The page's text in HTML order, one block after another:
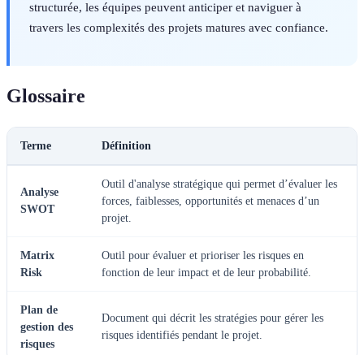
structurée, les équipes peuvent anticiper et naviguer à
travers les complexités des projets matures avec confiance.
Glossaire
Terme Définition
Analyse
SWOT
Outil d'analyse stratégique qui permet d’évaluer les
forces, faiblesses, opportunités et menaces d’un
projet.
Matrix
Risk
Outil pour évaluer et prioriser les risques en
fonction de leur impact et de leur probabilité.
Plan de
gestion des
risques
Document qui décrit les stratégies pour gérer les
risques identifiés pendant le projet.